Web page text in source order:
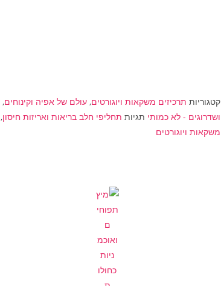
קטגוריות תרכיזים משקאות ויוגורטים, עולם של אפיה וקינוחים,
ושדרוגים - לא כמותי תגיות תחליפי חלב בריאות ואריזות חיסון,
משקאות ויוגורטים